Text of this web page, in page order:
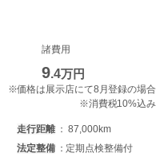
諸費用
9.4万円
※価格は展示店にて8月登録の場合
※消費税10%込み
走行距離
87,000km
法定整備
定期点検整備付